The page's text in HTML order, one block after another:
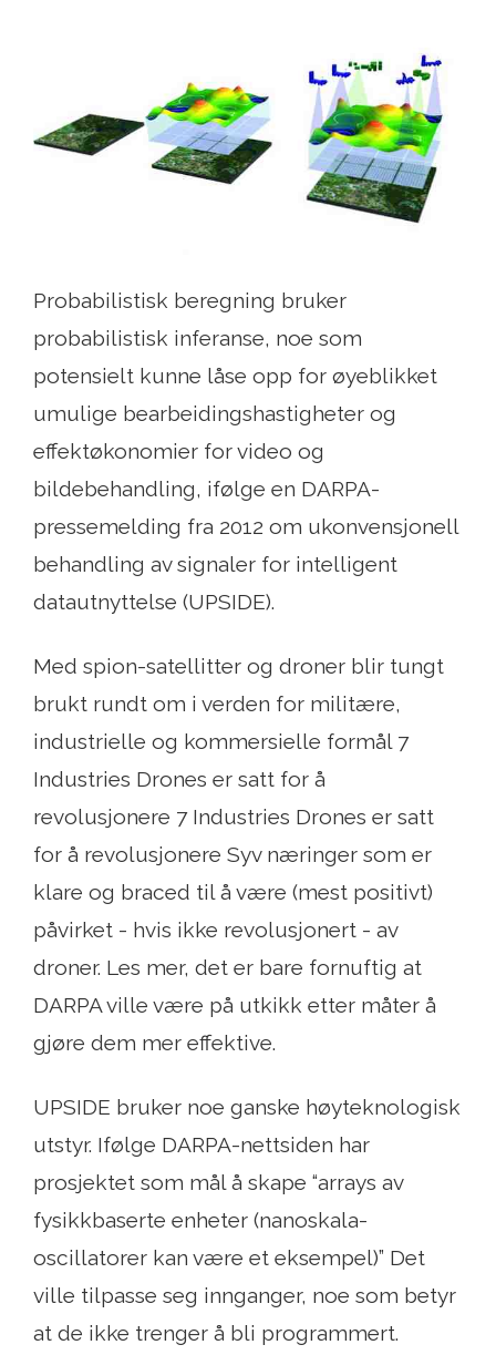
Probabilistisk beregning bruker
probabilistisk inferanse, noe som
potensielt kunne låse opp for øyeblikket
umulige bearbeidingshastigheter og
effektøkonomier for video og
bildebehandling, ifølge en DARPA-
pressemelding fra 2012 om ukonvensjonell
behandling av signaler for intelligent
datautnyttelse (UPSIDE).
Med spion-satellitter og droner blir tungt
brukt rundt om i verden for militære,
industrielle og kommersielle formål 7
Industries Drones er satt for å
revolusjonere 7 Industries Drones er satt
for å revolusjonere Syv næringer som er
klare og braced til å være (mest positivt)
påvirket - hvis ikke revolusjonert - av
droner. Les mer, det er bare fornuftig at
DARPA ville være på utkikk etter måter å
gjøre dem mer effektive.
UPSIDE bruker noe ganske høyteknologisk
utstyr. Ifølge DARPA-nettsiden har
prosjektet som mål å skape “arrays av
fysikkbaserte enheter (nanoskala-
oscillatorer kan være et eksempel)” Det
ville tilpasse seg innganger, noe som betyr
at de ikke trenger å bli programmert.